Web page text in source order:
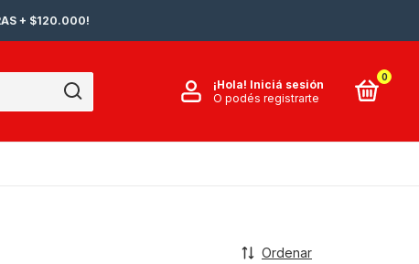
+ $120.000!
¡Hola! Iniciá sesión
O podés registrarte
0
Ordenar